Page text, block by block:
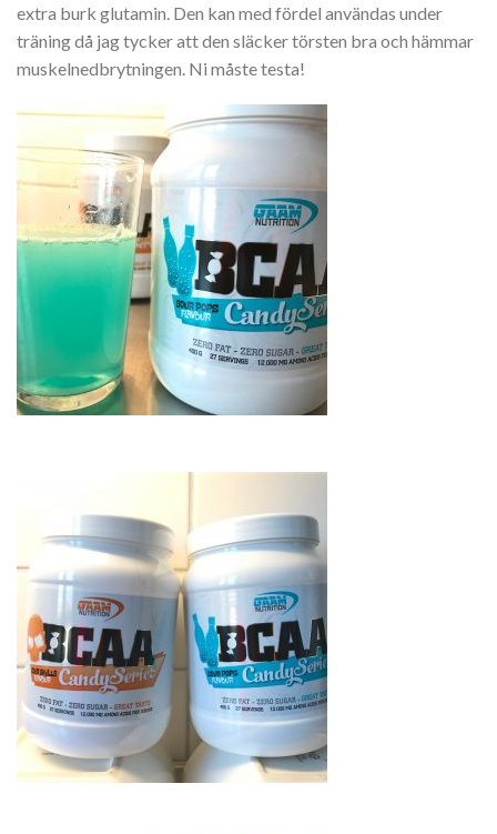
extra burk glutamin. Den kan med fördel användas under
träning då jag tycker att den släcker törsten bra och hämmar
muskelnedbrytningen. Ni måste testa!